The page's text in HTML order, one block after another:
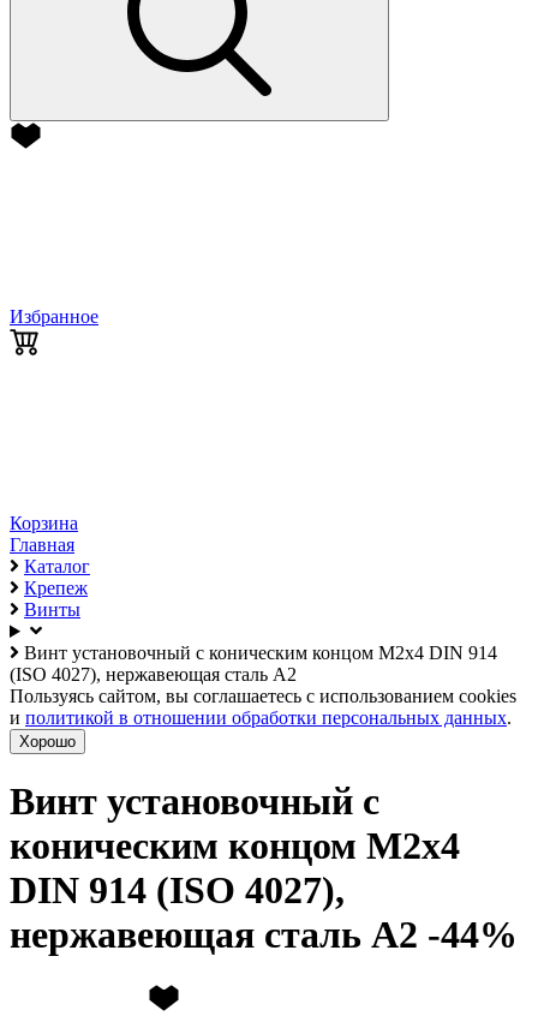
Избранное
Корзина
Главная
Каталог
Крепеж
Винты
Винт установочный с коническим концом М2х4 DIN 914
(ISO 4027), нержавеющая сталь А2
Пользуясь сайтом, вы соглашаетесь с использованием cookies
и политикой в отношении обработки персональных данных.
Хорошо
Винт установочный с
коническим концом М2х4
DIN 914 (ISO 4027),
нержавеющая сталь А2